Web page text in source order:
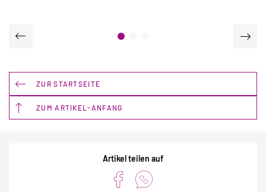
ZUR STARTSEITE
ZUM ARTIKEL-ANFANG
Artikel teilen auf